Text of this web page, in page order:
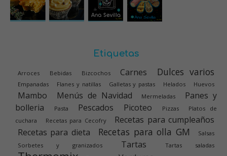
Etiquetas
Arroces Bebidas Bizcochos Carnes Dulces varios
Empanadas Flanes y natillas Galletas y pastas Helados Huevos
Mambo Menús de Navidad Mermeladas
Panes y
bolleria
Pasta Pescados Picoteo Pizzas
Platos de
cuchara
Recetas para Cecofry
Recetas para cumpleaños
Recetas para dieta
Recetas para olla GM
Salsas
Sorbetes y granizados
Tartas Tartas saladas